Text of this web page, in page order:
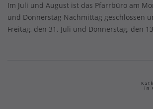
Im Juli und August ist das Pfarrbüro am
und Donnerstag Nachmittag geschlossen
Freitag, den 31. Juli und Donnerstag, den